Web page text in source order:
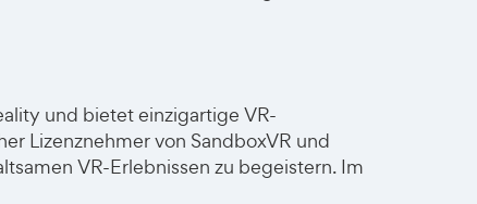
und bietet einzigartige VR-
Lizenznehmer von SandboxVR und
VR-Erlebnissen zu begeistern. Im